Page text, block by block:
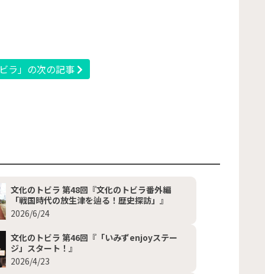
ラ」の次の記事
文化のトビラ 第48回『文化のトビラ番外編
「戦国時代の放生津を辿る！歴史探訪」』
2026/6/24
文化のトビラ 第46回『「いみずenjoyステー
ジ」スタート！』
2026/4/23